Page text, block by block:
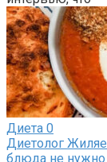
Диета 0
Диетолог
блюда не нужно